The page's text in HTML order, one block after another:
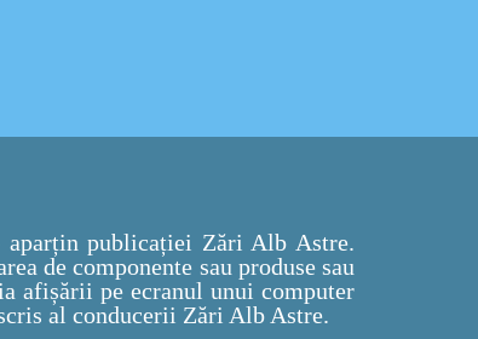
publicației Zări Alb Astre.
de componente sau produse sau
afișării pe ecranul unui computer
al conducerii Zări Alb Astre.